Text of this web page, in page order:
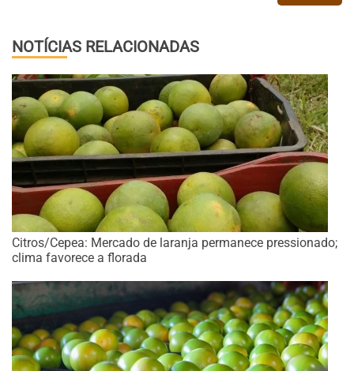
NOTÍCIAS RELACIONADAS
Citros/Cepea: Mercado de laranja permanece pressionado;
clima favorece a florada